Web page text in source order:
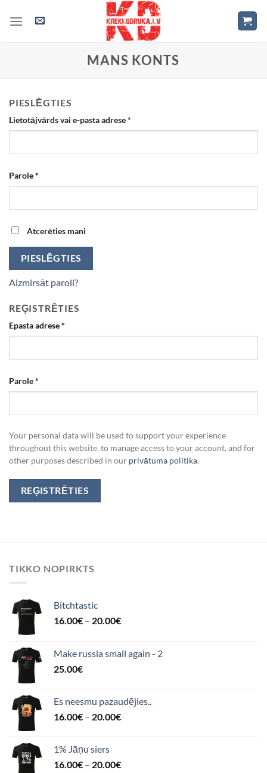
MANS KONTS
PIESLĒGTIES
Lietotājvārds vai e-pasta adrese*
Parole*
Atcerēties mani
PIESLĒGTIES
Aizmirsāt paroli?
REĢISTRĒTIES
Epasta adrese*
Parole*
Your personal data will be used to support your experience
throughout this website, to manage access to your account, and for
other purposes described in our privātuma politika.
REĢISTRĒTIES
TIKKO NOPIRKTS
Bitchtastic
16.00€ – 20.00€
Make russia small again - 2
25.00€
Es neesmu pazaudējies..
16.00€ – 20.00€
1% Jāņu siers
16.00€ – 20.00€